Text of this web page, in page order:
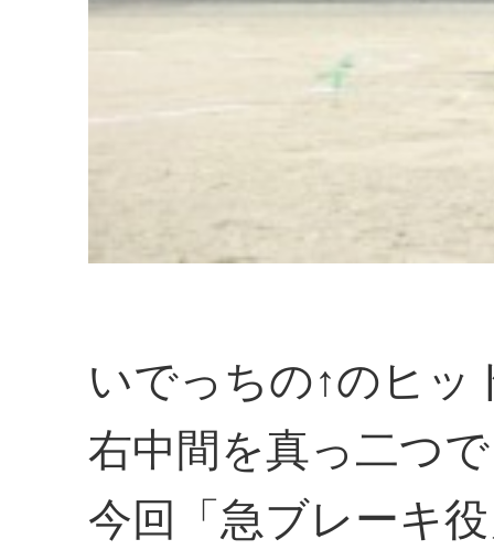
いでっちの↑のヒッ
右中間を真っ二つ
今回「急ブレーキ